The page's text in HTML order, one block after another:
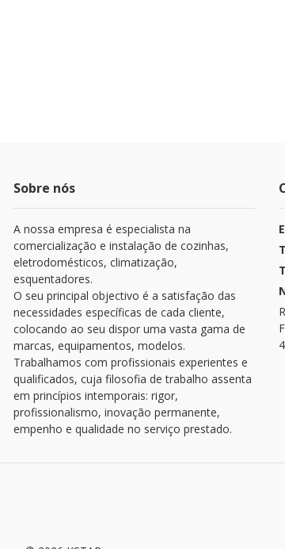
Sobre nós
A nossa empresa é especialista na
comercialização e instalação de cozinhas,
eletrodomésticos, climatização,
esquentadores.
O seu principal objectivo é a satisfação das
necessidades específicas de cada cliente,
colocando ao seu dispor uma vasta gama de
marcas, equipamentos, modelos.
Trabalhamos com profissionais experientes e
qualificados, cuja filosofia de trabalho assenta
em princípios intemporais: rigor,
profissionalismo, inovação permanente,
empenho e qualidade no serviço prestado.